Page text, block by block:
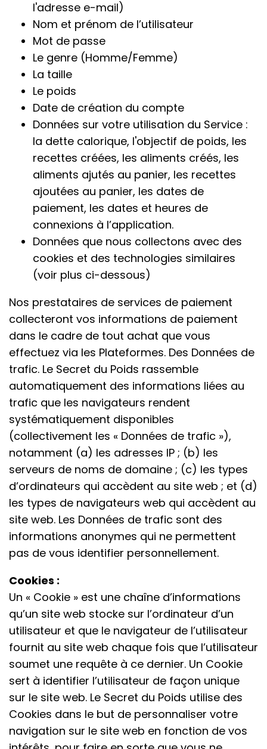
l'adresse e-mail)
Nom et prénom de l’utilisateur
Mot de passe
Le genre (Homme/Femme)
La taille
Le poids
Date de création du compte
Données sur votre utilisation du Service :
la dette calorique, l'objectif de poids, les
recettes créées, les aliments créés, les
aliments ajutés au panier, les recettes
ajoutées au panier, les dates de
paiement, les dates et heures de
connexions à l’application.
Données que nous collectons avec des
cookies et des technologies similaires
(voir plus ci-dessous)
Nos prestataires de services de paiement
collecteront vos informations de paiement
dans le cadre de tout achat que vous
effectuez via les Plateformes. Des Données de
trafic. Le Secret du Poids rassemble
automatiquement des informations liées au
trafic que les navigateurs rendent
systématiquement disponibles
(collectivement les « Données de trafic »),
notamment (a) les adresses IP ; (b) les
serveurs de noms de domaine ; (c) les types
d’ordinateurs qui accèdent au site web ; et (d)
les types de navigateurs web qui accèdent au
site web. Les Données de trafic sont des
informations anonymes qui ne permettent
pas de vous identifier personnellement.
Cookies :
Un « Cookie » est une chaîne d’informations
qu’un site web stocke sur l’ordinateur d’un
utilisateur et que le navigateur de l’utilisateur
fournit au site web chaque fois que l’utilisateur
soumet une requête à ce dernier. Un Cookie
sert à identifier l’utilisateur de façon unique
sur le site web. Le Secret du Poids utilise des
Cookies dans le but de personnaliser votre
navigation sur le site web en fonction de vos